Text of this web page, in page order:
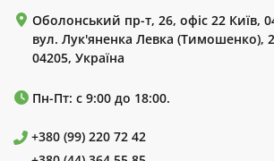
Оболонський пр-т, 26, офіс 22 Київ,
вул. Лук'яненка Левка (Тимошенко),
04205, Україна
Пн-Пт: с 9:00 до 18:00.
+380 (99) 220 72 42